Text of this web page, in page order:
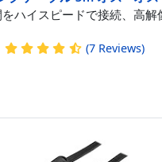
ハイスピードで接続、高解
(7 Reviews)